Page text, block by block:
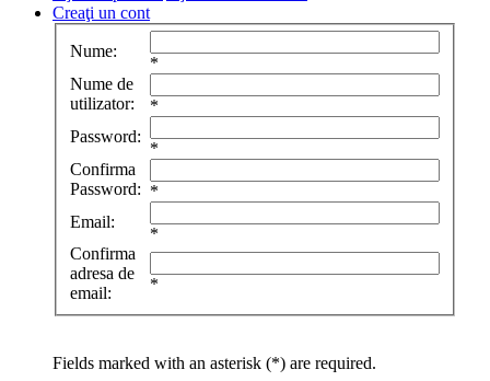
Creaţi un cont
Nume:
*
Nume de
utilizator:
*
Password:
*
Confirma
Password: *
Email:
*
Confirma
adresa de
email:
*
Fields marked with an asterisk (*) are required.